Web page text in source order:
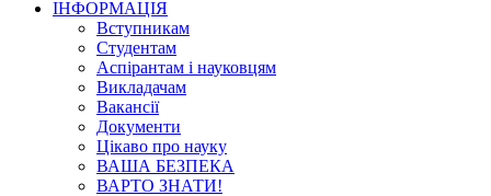
ІНФОРМАЦІЯ
Вступникам
Студентам
Аспірантам і науковцям
Викладачам
Вакансії
Документи
Цікаво про науку
ВАША БЕЗПЕКА
ВАРТО ЗНАТИ!